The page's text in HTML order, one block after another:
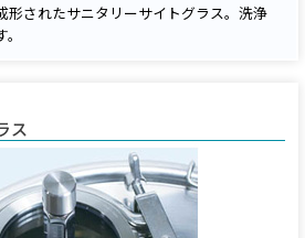
形されたサニタリーサイトグラス。洗浄
ス